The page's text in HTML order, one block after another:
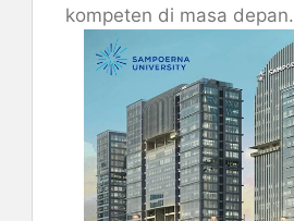
kompeten di masa depan.